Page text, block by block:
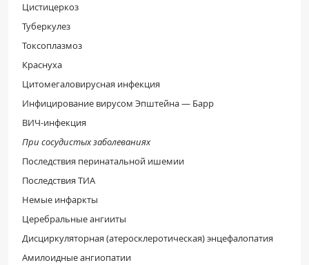
Цистицеркоз
Туберкулез
Токсоплазмоз
Краснуха
Цитомегаловирусная инфекция
Инфицирование вирусом Эпштейна — Барр
ВИЧ-инфекция
При сосудистых заболеваниях
Последствия перинатальной ишемии
Последствия ТИА
Немые инфаркты
Церебральные ангииты
Дисциркуляторная (атеросклеротическая) энцефалопатия
Амилоидные ангиопатии